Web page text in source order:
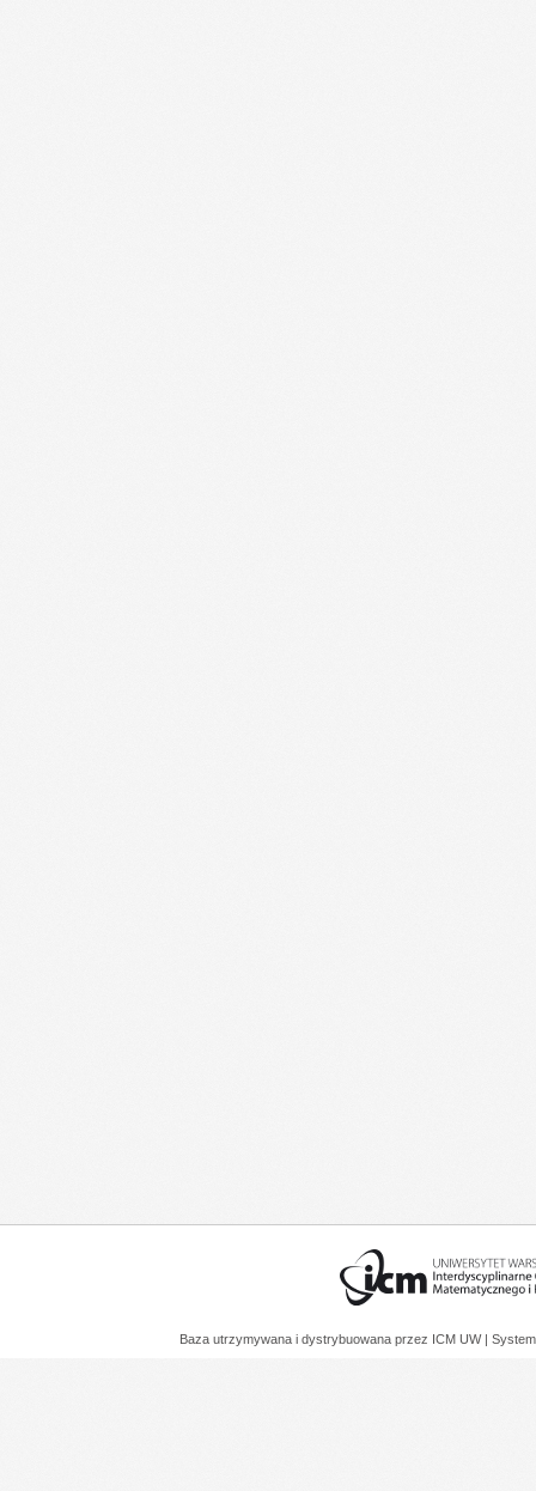
Baza utrzymywana i dystrybuowana przez ICM UW |